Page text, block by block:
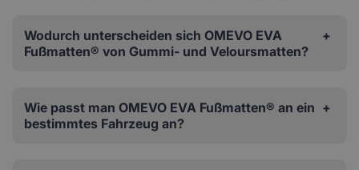
Wodurch unterscheiden sich OMEVO EVA
Fußmatten® von Gummi- und Veloursmatten?
Wie passt man OMEVO EVA Fußmatten® an ein
bestimmtes Fahrzeug an?